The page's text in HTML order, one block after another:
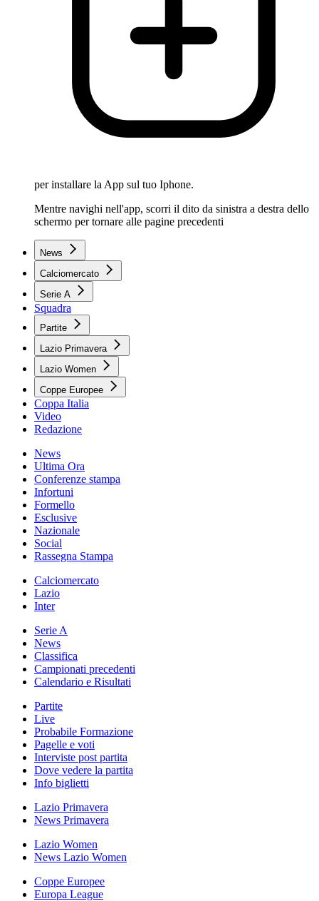
per installare la App sul tuo Iphone.
Mentre navighi nell'app, scorri il dito da sinistra a destra dello
schermo per tornare alle pagine precedenti
News
Calciomercato
Serie A
Squadra
Partite
Lazio Primavera
Lazio Women
Coppe Europee
Coppa Italia
Video
Redazione
News
Ultima Ora
Conferenze stampa
Infortuni
Formello
Esclusive
Nazionale
Social
Rassegna Stampa
Calciomercato
Lazio
Inter
Serie A
News
Classifica
Campionati precedenti
Calendario e Risultati
Partite
Live
Probabile Formazione
Pagelle e voti
Interviste post partita
Dove vedere la partita
Info biglietti
Lazio Primavera
News Primavera
Lazio Women
News Lazio Women
Coppe Europee
Europa League